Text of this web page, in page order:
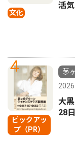
文化
活気
4
ピックアッ
プ（PR）
茅
大
28